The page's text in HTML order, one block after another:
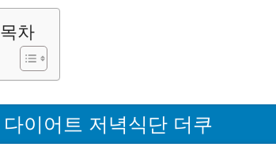
목차
다이어트 저녁식단 더쿠